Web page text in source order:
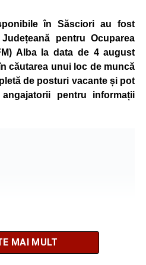
cei mai mari consumatori de
O parte din necesarul
producția proprie de energie,
fotovoltaice și al unităților
afirmă că vor continua
și operatorii din domeniul
la depășirea perioadei dificile
în Săsciori au fost
pentru Ocuparea
Alba la data de 4 august
căutarea unui loc de muncă
de posturi vacante și pot
pentru informații
MAI MULT